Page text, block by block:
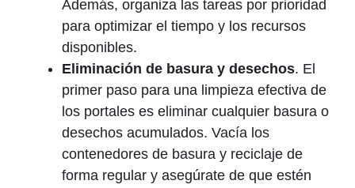
Además, organiza las tareas por prioridad
para optimizar el tiempo y los recursos
disponibles.
Eliminación de basura y desechos. El
primer paso para una limpieza efectiva de
los portales es eliminar cualquier basura o
desechos acumulados. Vacía los
contenedores de basura y reciclaje de
forma regular y asegúrate de que estén